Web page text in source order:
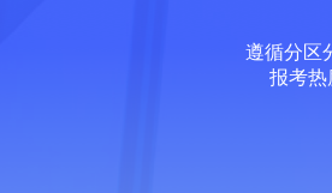
遵循分区
报考热